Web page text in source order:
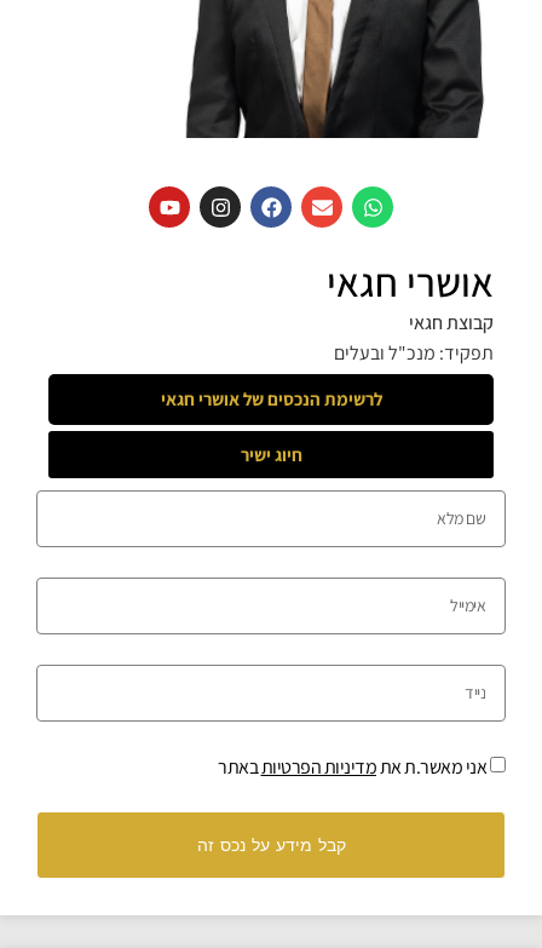
אושרי חגאי
קבוצת חגאי
תפקיד: מנכ"ל ובעלים
לרשימת הנכסים שלאושרי חגאי
חיוג ישיר
אני מאשר.ת אתמדיניות הפרטיותבאתר
קבל מידע על נכס זה